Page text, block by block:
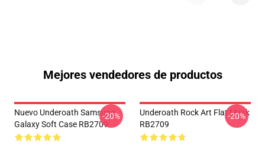
Mejores vendedores de productos
Nuevo Underoath Samsung
Galaxy Soft Case RB2709
-20%
Underoath Rock Art Flat Mask
RB2709
-20%